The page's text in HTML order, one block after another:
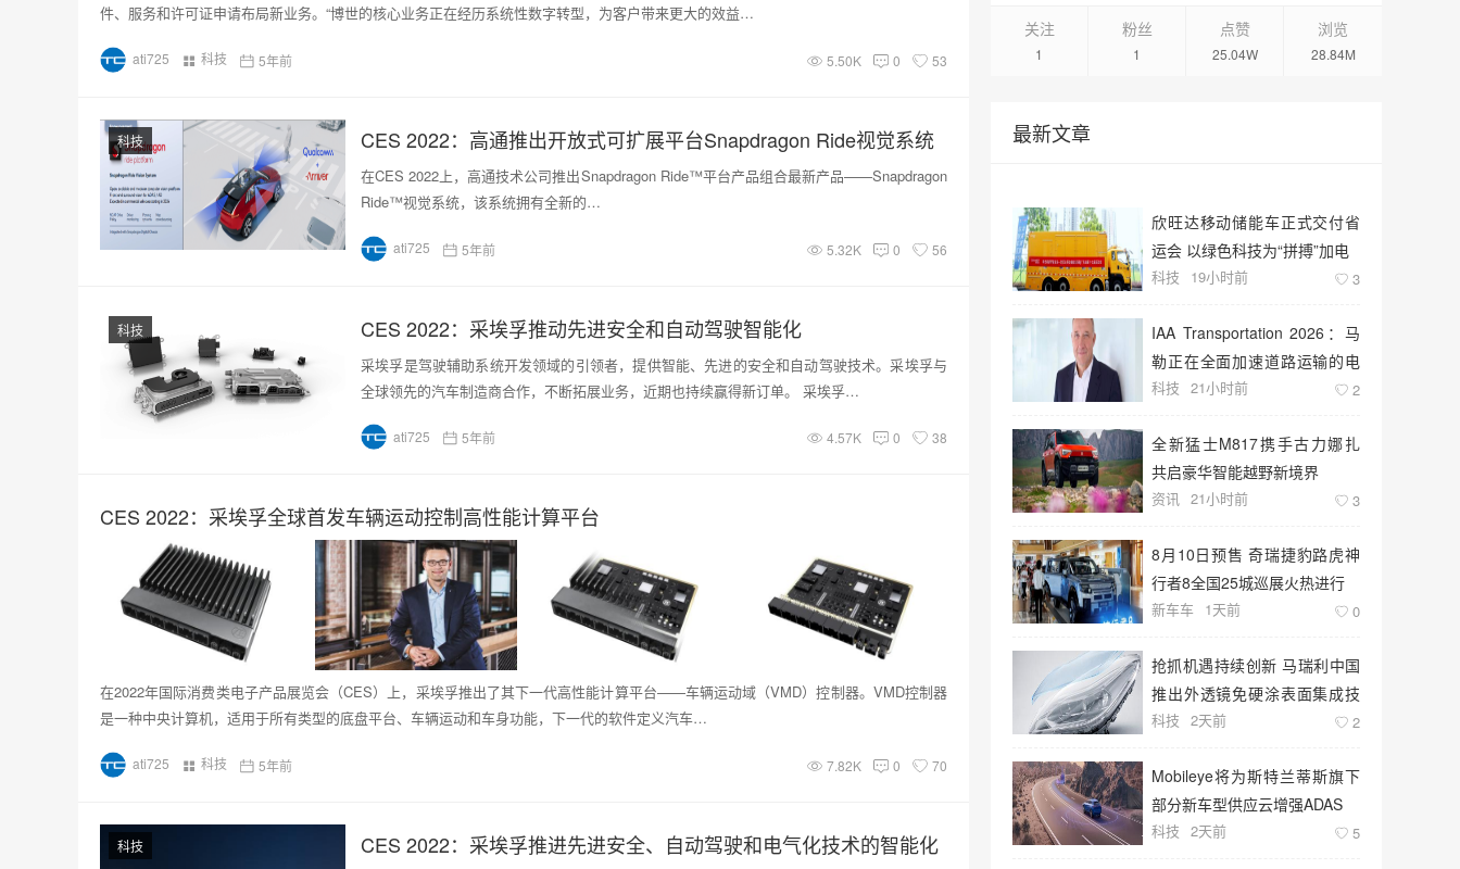
件、服务和许可证申请布局新业务。“博世的核心业务正在经历系统性数字转型，为客户带来更大的效益…
ati725 科技 5年前 5.50K 0 53
CES 2022：高通推出开放式可扩展平台Snapdragon Ride视觉系统
科技
在CES 2022上，高通技术公司推出Snapdragon Ride™平台产品组合最新产品——Snapdragon
Ride™视觉系统，该系统拥有全新的…
ati725 5年前 5.32K 0 56
CES 2022：采埃孚推动先进安全和自动驾驶智能化
科技
采埃孚是驾驶辅助系统开发领域的引领者，提供智能、先进的安全和自动驾驶技术。采埃孚与
全球领先的汽车制造商合作，不断拓展业务，近期也持续赢得新订单。 采埃孚…
ati725 5年前 4.57K 0 38
CES 2022：采埃孚全球首发车辆运动控制高性能计算平台
在2022年国际消费类电子产品展览会（CES）上，采埃孚推出了其下一代高性能计算平台——车辆运动域（VMD）控制器。VMD控制器
是一种中央计算机，适用于所有类型的底盘平台、车辆运动和车身功能，下一代的软件定义汽车…
ati725 科技 5年前 7.82K 0 70
CES 2022：采埃孚推进先进安全、自动驾驶和电气化技术的智能化
科技
关注
1
粉丝
1
点赞
25.04W
浏览
28.84M
最新文章
欣旺达移动储能车正式交付省
运会 以绿色科技为“拼搏”加电
科技 19小时前 3
IAA Transportation 2026：马
勒正在全面加速道路运输的电
动化转型
科技 21小时前 2
全新猛士M817携手古力娜扎
共启豪华智能越野新境界
资讯 21小时前 3
8月10日预售 奇瑞捷豹路虎神
行者8全国25城巡展火热进行
新车车 1天前 0
抢抓机遇持续创新 马瑞利中国
推出外透镜免硬涂表面集成技
术
科技 2天前 2
Mobileye将为斯特兰蒂斯旗下
部分新车型供应云增强ADAS
科技 2天前 5